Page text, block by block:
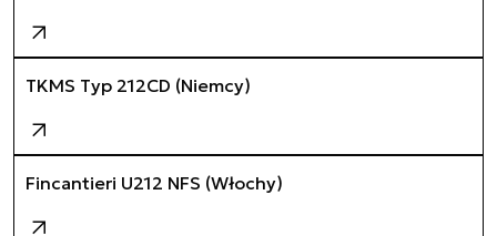
TKMS Typ 212CD (Niemcy)
Fincantieri U212 NFS (Włochy)